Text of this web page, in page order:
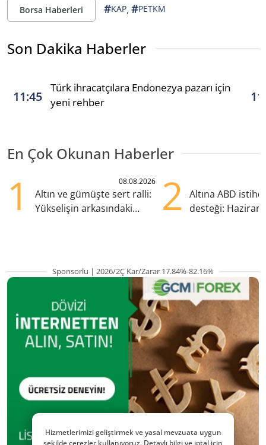
Borsa Haberleri #KAP, #PETKM
Son Dakika Haberler
11:45
Türk ihracatçılara Endonezya pazarı için
yeni rehber
En Çok Okunan Haberler
1 08.08.2026
Altın ve gümüşte sert ralli:
Yükselişin arkasındaki
2
Altına ABD
desteği:
Sponsorlu | 2026/2Ç Kar/Zarar 17.84%-82.16%
Hizmetlerimizi geliştirmek ve yasal mevzuata uygun
şekilde çerezler kullanıyoruz. Detaylı bilgi ve iptal için